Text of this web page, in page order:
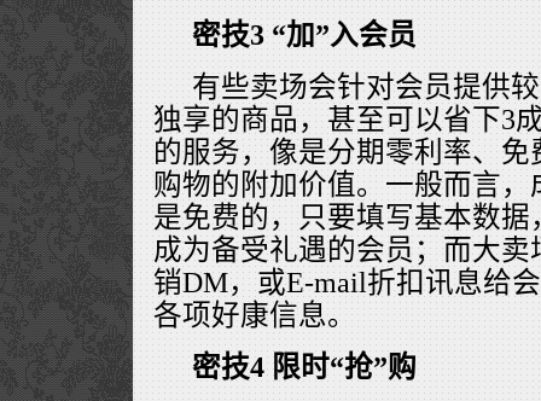
密技3 “加”入会员
有些卖场会针对会员提供
独享的商品，甚至可以省下3
的服务，像是分期零利率、
购物的附加价值。一般而言
是免费的，只要填写基本数
成为备受礼遇的会员；而大
销DM，或E-mail折扣讯息给
各项好康信息。
密技4 限时“抢”购